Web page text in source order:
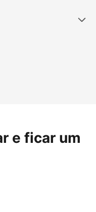
e ficar um